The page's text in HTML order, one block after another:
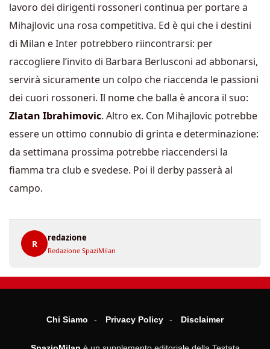
lavoro dei dirigenti rossoneri continua per portare a
Mihajlovic una rosa competitiva. Ed è qui che i destini
di Milan e Inter potrebbero riincontrarsi: per
raccogliere l’invito di Barbara Berlusconi ad abbonarsi,
servirà sicuramente un colpo che riaccenda le passioni
dei cuori rossoneri. Il nome che balla è ancora il suo:
Zlatan Ibrahimovic. Altro ex. Con Mihajlovic potrebbe
essere un ottimo connubio di grinta e determinazione:
da settimana prossima potrebbe riaccendersi la
fiamma tra club e svedese. Poi il derby passerà al
campo.
R
redazione
Redazione SpaziMilan
Chi Siamo Privacy Policy Disclaimer